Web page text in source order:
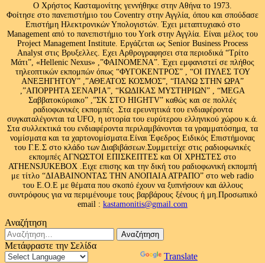
Ο Χρήστος Κασταμονίτης γεννήθηκε στην Αθήνα το 1973.
Φοίτησε στο πανεπιστήμιο του Coventry στην Αγγλία, όπου και σπούδασε
Επιστήμη Ηλεκτρονικών Υπολογιστών. Έχει μεταπτυχιακό στο
Management από το πανεπιστήμιο του Υork στην Αγγλία. Είναι μέλος του
Project Management Institute. Εργάζεται ως Senior Business Process
Analyst στις Βρυξελλες. Εχει Αρθρογραφησει στα περιοδικά “Τρίτο
Μάτι”, «Hellenic Nexus» ,”ΦΑΙΝΟΜΕΝΑ”. Έχει εμφανιστεί σε πλήθος
τηλεοπτικών εκπομπών όπως “ΦΥΓΟΚΕΝΤΡΟΣ” , “ΟΙ ΠΥΛΕΣ ΤΟΥ
ΑΝΕΞΗΓΗΤΟΥ” ,”ΑΘΕΑΤΟΣ ΚΟΣΜΟΣ”, “ΠΑΝΩ ΣΤΗΝ ΩΡΑ”
,”ΑΠΟΡΡΗΤΑ ΣΕΝΑΡΙΑ”, “ΚΩΔΙΚΑΣ ΜΥΣΤΗΡΙΩΝ” , “MEGA
Σαββατοκύριακο” ,”ΣΚ ΣΤΟ HIGHTV” καθώς και σε πολλές
ραδιοφωνικές εκπομπές .Στα ερευνητικά του ενδιαφέροντα
συγκαταλέγονται τα UFO, η ιστορία του ευρύτερου ελληνικού χώρου κ.ά.
Στα συλλεκτικά του ενδιαφέροντα περιλαμβάνονται τα γραμματόσημα, τα
νομίσματα και τα χαρτονομίσματα.Είναι Έφεδρος Ειδικός Επιστήμονας
του Γ.Ε.Σ στο κλάδο των Διαβιβάσεων.Συμμετείχε στις ραδιοφωνικές
εκπομπές ΑΓΝΩΣΤΟΙ ΕΠΙΣΚΕΠΤΕΣ και ΟΙ ΧΡΗΣΤΕΣ στο
ATHENSJUKEBOX .Ειχε επισης και την δική του ραδιοφωνική εκπομπή
με τίτλο “ΔΙΑΒΑΙΝΟΝΤΑΣ ΤΗΝ ΑΝΟΠΑΙΑ ΑΤΡΑΠΟ” στο web radio
του Ε.Ο.Ε με θέματα που σκοπό έχουν να ξυπνήσουν και άλλους
συντρόφους για να περιμένουμε τους βαρβάρους ξένους ή μη.Προσωπικό
email : kastamonitis@gmail.com
Αναζήτηση
Αναζήτηση
για:
Μετάφραστε την Σελίδα
Translate